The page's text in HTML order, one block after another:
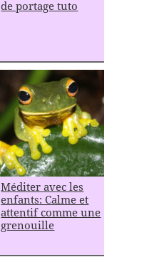
de portage tuto
Méditer avec les
enfants: Calme et
attentif comme une
grenouille